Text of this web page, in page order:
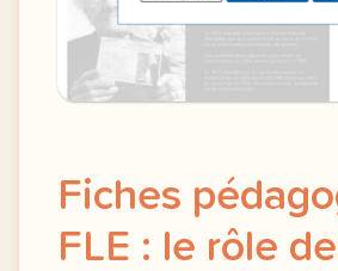
Fiches
FLE : le rôle